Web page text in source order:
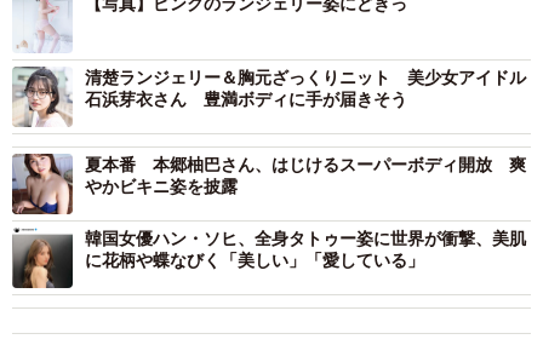
【写真】ピンクのランジェリー姿にどきっ
清楚ランジェリー＆胸元ざっくりニット 美少女アイドル
石浜芽衣さん 豊満ボディに手が届きそう
夏本番 本郷柚巴さん、はじけるスーパーボディ開放 爽
やかビキニ姿を披露
韓国女優ハン・ソヒ、全身タトゥー姿に世界が衝撃、美肌
に花柄や蝶なびく「美しい」「愛している」